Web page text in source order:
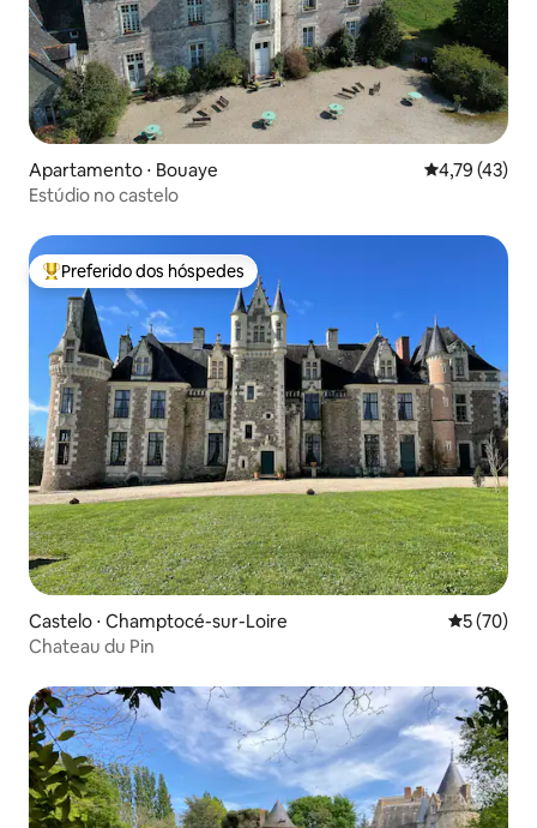
Apartamento ⋅ Bouaye 4,79 de uma
4,79 (43)
Estúdio no castelo
Entre os melhores preferidos dos hóspedes
Preferido dos hóspedes
Castelo ⋅ Champtocé-sur-Loire 5 de uma
5 (70)
Chateau du Pin